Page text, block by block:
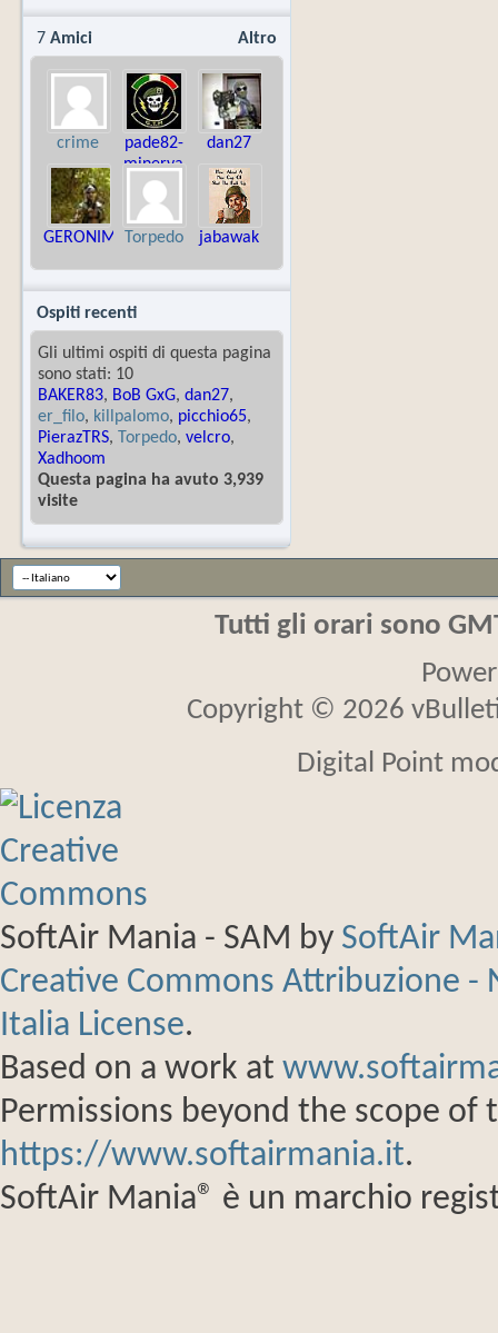
Altro
7 Amici
crime
pade82-
minerva
dan27
GERONIMO Torpedo jabawak
Ospiti recenti
Gli ultimi ospiti di questa pagina
sono stati: 10
BAKER83, BoB GxG, dan27,
er_filo, killpalomo, picchio65,
PierazTRS, Torpedo, velcro,
Xadhoom
Questa pagina ha avuto 3,939
visite
Tutti gli orari sono
Copyright © 2026
Digital Point
SoftAir Mania - SAM by SoftAir
Creative Commons Attribuzione
Italia License.
Based on a work at
Permissions beyond the scope of
https://www.softairmania.it.
SoftAir Mania® è un marchio